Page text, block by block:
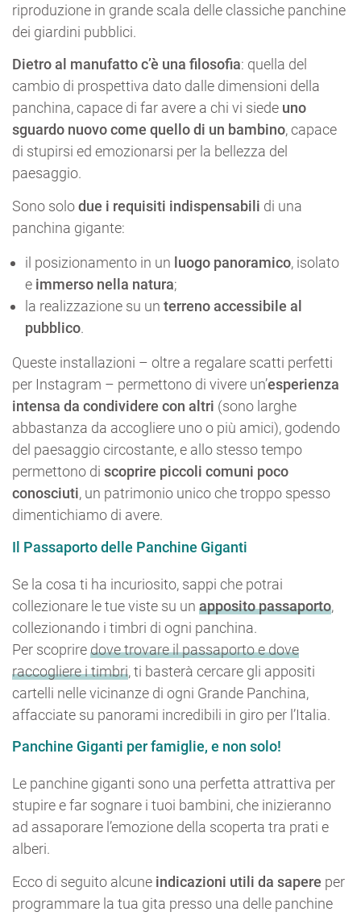
riproduzione in grande scala delle classiche panchine
dei giardini pubblici.
Dietro al manufatto c’è una filosofia: quella del
cambio di prospettiva dato dalle dimensioni della
panchina, capace di far avere a chi vi siede uno
sguardo nuovo come quello di un bambino, capace
di stupirsi ed emozionarsi per la bellezza del
paesaggio.
Sono solodue i requisiti indispensabili di una
panchina gigante:
il posizionamento in un luogo panoramico, isolato
e immerso nella natura;
la realizzazione su un terreno accessibile al
pubblico.
Queste installazioni – oltre a regalare scatti perfetti
per Instagram – permettono di vivere un’esperienza
intensa da condividere con altri (sono larghe
abbastanza da accogliere uno o più amici), godendo
del paesaggio circostante, e allo stesso tempo
permettono di scoprire piccoli comuni poco
conosciuti, un patrimonio unico che troppo spesso
dimentichiamo di avere.
Il Passaporto delle Panchine Giganti
Se la cosa ti ha incuriosito, sappi che potrai
collezionare le tue viste su un apposito passaporto,
collezionando i timbri di ogni panchina.
Per scopriredove trovare il passaporto e dove
raccogliere i timbri, ti basterà cercare gli appositi
cartelli nelle vicinanze di ogni Grande Panchina,
affacciate su panorami incredibili in giro per l’Italia.
Panchine Giganti per famiglie, e non solo!
Le panchine giganti sono una perfetta attrattiva per
stupire e far sognare i tuoi bambini, che inizieranno
ad assaporare l’emozione della scoperta tra prati e
alberi.
Ecco di seguito alcune indicazioni utili da sapere per
programmare la tua gita presso una delle panchine